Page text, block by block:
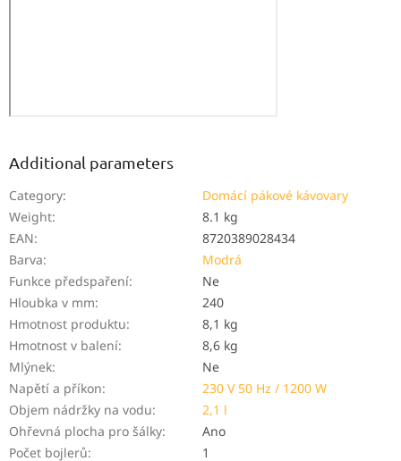
Additional parameters
Category:
Domácí pákové kávovary
Weight:
8.1 kg
EAN:
8720389028434
Barva:
Modrá
Funkce předspaření:
Ne
Hloubka v mm:
240
Hmotnost produktu:
8,1 kg
Hmotnost v balení:
8,6 kg
Mlýnek:
Ne
Napětí a příkon:
230 V 50 Hz / 1200 W
Objem nádržky na vodu:
2,1 l
Ohřevná plocha pro šálky:
Ano
Počet bojlerů:
1